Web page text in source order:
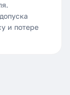
и потере